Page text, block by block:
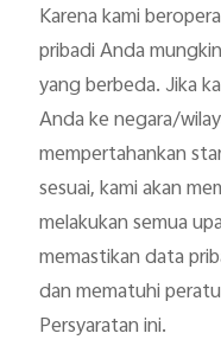
Karena kami
pribadi Anda
yang berbeda. Jika
Anda ke negara/
mempertahankan
sesuai, kami akan
melakukan semua
memastikan data
dan mematuhi
Persyaratan ini.